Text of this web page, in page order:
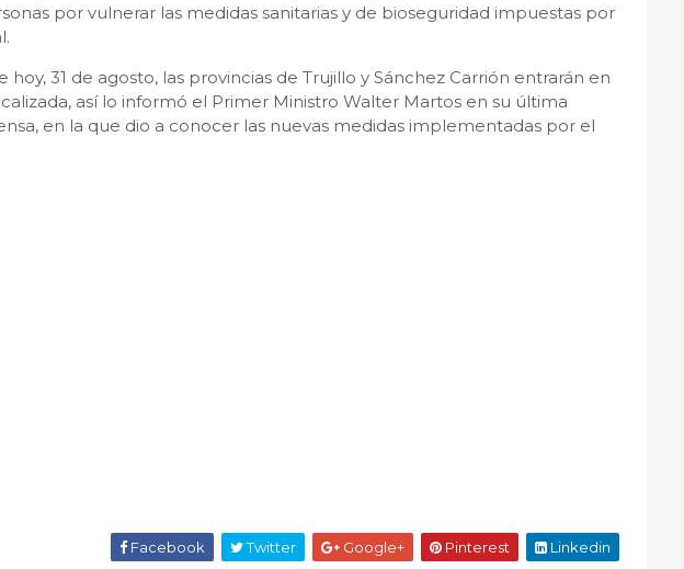
por vulnerar las medidas sanitarias y de bioseguridad impuestas por
hoy, 31 de agosto, las provincias de Trujillo y Sánchez Carrión entrarán en
así lo informó el Primer Ministro Walter Martos en su última
en la que dio a conocer las nuevas medidas implementadas por el
Facebook Twitter Google+ Pinterest Linkedin